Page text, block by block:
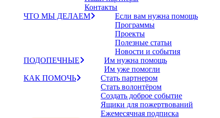
Контакты
ЧТО МЫ ДЕЛАЕМ
Если вам нужна помощь
Программы
Проекты
Полезные статьи
Новости и события
ПОДОПЕЧНЫЕ
Им нужна помощь
Им уже помогли
КАК ПОМОЧЬ
Стать партнером
Стать волонтёром
Создать доброе событие
Ящики для пожертвований
Ежемесячная подписка